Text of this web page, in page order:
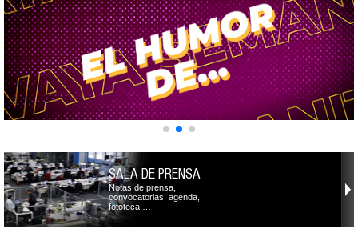
SALA DE PRENSA
Notas de prensa,
convocatorias, agenda,
fototeca,…